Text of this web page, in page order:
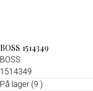
BOSS 1514349
BOSS
1514349
På lager (9 )